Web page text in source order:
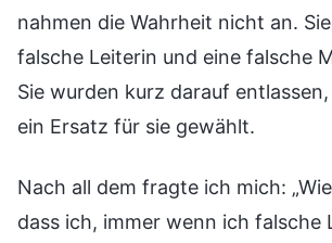
nahmen die Wahrheit nicht an.
falsche Leiterin und eine falsche
Sie wurden kurz darauf
ein Ersatz für sie gewählt.
Nach all dem fragte ich mich:
dass ich, immer wenn ich falsche